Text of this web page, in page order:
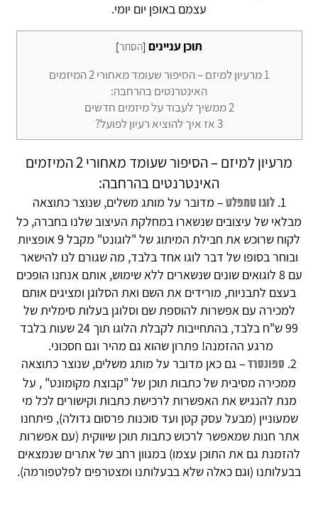
עצמם באופן יום יומי.
תוכן עניינים [הסתר]
1
מרעיון למיזם – הסיפור שעומד מאחורי 2 המיזמים
האינטרנטים בהרחבה:
2ממשיך לעבוד על מיזמים חדשים
3אז איך להוציא רעיון לפועל?
מרעיון למיזם – הסיפור שעומד מאחורי 2 המיזמים
האינטרנטים בהרחבה:
לוגו טמפלט– מדובר על מותג משלים, שנוצר כתוצאה
מבלאי של עיצובים שנשארו במחלקת העיצוב שלנו בחברה, כל
לקוח שרוכש את חבילת המיתוג של "לוגונט" מקבל 9 אופציות
ובוחר בסופו של דבר לוגו אחד בלבד, מה שגורם לנו להישאר
עם 8 לוגואים שונים שנשארים ללא שימוש, אותם אנחנו הופכים
בעצם לתבניות, מורידים את השם ואת הסלוגן ומציגים אותם
למכירה עם אפשרות להוספת שם וסלוגן בעלות סימלית של
99 ש"ח בלבד, בהתחייבות לקבלת הלוגו תוך 24 שעות בלבד
מרגע ההזמנה! פתרון שהוא גם מהיר וגם חסכוני.
ספונסרד– גם כאן מדובר על מותג משלים, שנוצר כתוצאה
ממכירה מסיבית של כתבות תוכן של "קבוצת מקומונט" , על
מנת להנגיש את האפשרות לרכישת כתבות וקישורים לכל מי
שמעוניין (מבעל עסק קטן ועד סוכנות פרסום גדולה), פיתחנו
אתר חנות שמאפשר לרכוש כתבות תוכן שיווקית (עם אפשרות
להזמנת גם את התוכן עצמו) במגוון רחב של אתרים שנמצאים
בבעלותנו (וגם כאלה שלא בבעלותנו ומצטרפים לפלטפורמה).